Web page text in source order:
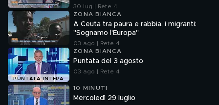
30 lug | Rete 4
ZONA BIANCA
A Ceuta tra paura e rabbia, i migranti:
"Sognamo l'Europa"
03 ago | Rete 4
PUNTATA INTERA
ZONA BIANCA
Puntata del 3 agosto
03 ago | Rete 4
10 MINUTI
Mercoledì 29 luglio